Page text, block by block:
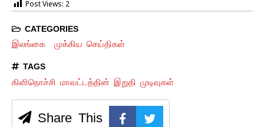
Post Views: 2
CATEGORIES
இலங்கை முக்கிய செய்திகள்
TAGS
கிளிநொச்சி மாவட்டத்தின் இறுதி முடிவுகள்
Share This